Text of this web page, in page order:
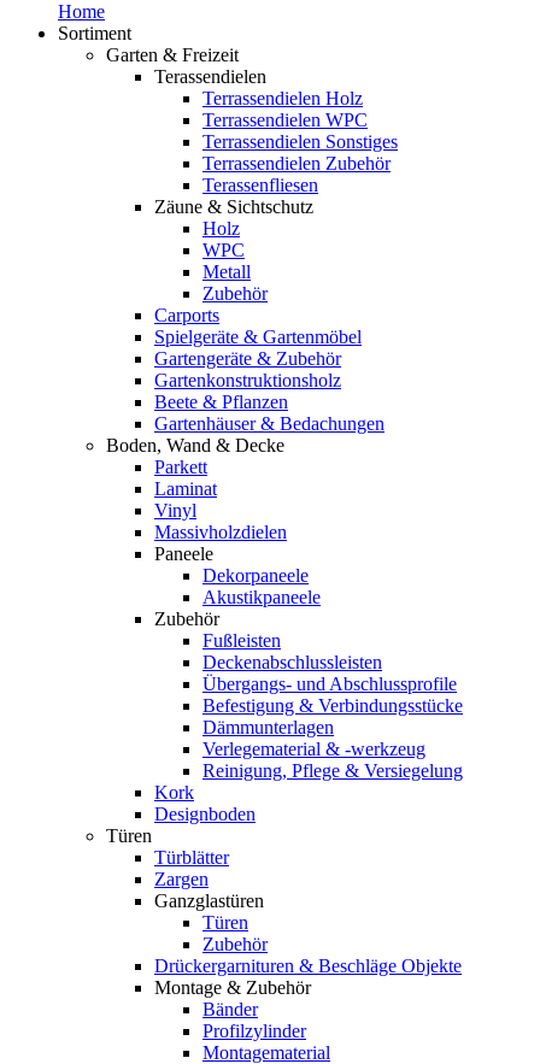
Home
Sortiment
Garten & Freizeit
Terassendielen
Terrassendielen Holz
Terrassendielen WPC
Terrassendielen Sonstiges
Terrassendielen Zubehör
Terassenfliesen
Zäune & Sichtschutz
Holz
WPC
Metall
Zubehör
Carports
Spielgeräte & Gartenmöbel
Gartengeräte & Zubehör
Gartenkonstruktionsholz
Beete & Pflanzen
Gartenhäuser & Bedachungen
Boden, Wand & Decke
Parkett
Laminat
Vinyl
Massivholzdielen
Paneele
Dekorpaneele
Akustikpaneele
Zubehör
Fußleisten
Deckenabschlussleisten
Übergangs- und Abschlussprofile
Befestigung & Verbindungsstücke
Dämmunterlagen
Verlegematerial & -werkzeug
Reinigung, Pflege & Versiegelung
Kork
Designboden
Türen
Türblätter
Zargen
Ganzglastüren
Türen
Zubehör
Drückergarnituren & Beschläge Objekte
Montage & Zubehör
Bänder
Profilzylinder
Montagematerial